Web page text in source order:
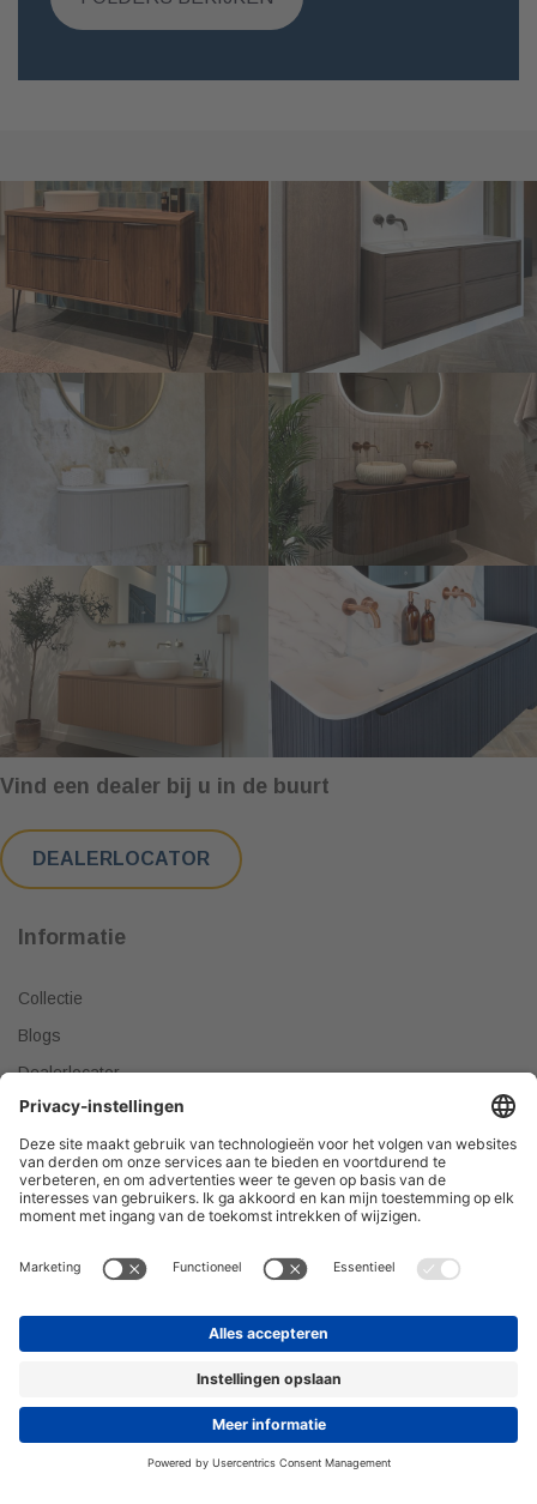
Vind een dealer bij u in de buurt
DEALERLOCATOR
Informatie
Collectie
Blogs
Dealerlocator
Dealer worden
Meest gestelde vragen
Tips & Tricks